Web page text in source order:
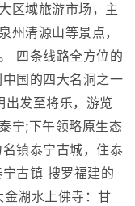
区域旅游市场，主
州清源山等景点，
四条线路全方位的
国的四大名洞之一
发至将乐，游览
宁;下午领略原生态
镇泰宁古城，住泰
古镇 搜罗福建的
湖水上佛寺：甘